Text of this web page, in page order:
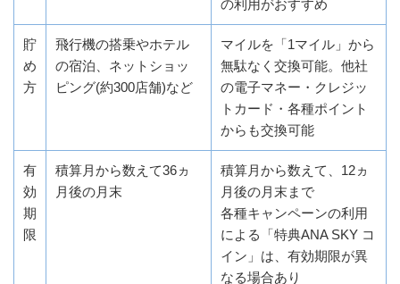
の利用がおすすめ
貯
め
方
飛行機の搭乗やホテル
の宿泊、ネットショッ
ピング(約300店舗)など
マイルを「1マイル」から
無駄なく交換可能。他社
の電子マネー・クレジッ
トカード・各種ポイント
からも交換可能
有
効
期
限
積算月から数えて36ヵ
月後の月末
積算月から数えて、12ヵ
月後の月末まで
各種キャンペーンの利用
による「特典ANA SKY コ
イン」は、有効期限が異
なる場合あり